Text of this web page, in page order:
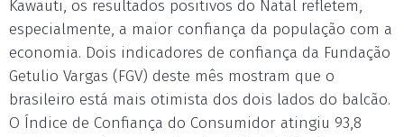
Kawauti, os resultados positivos do Natal refletem,
especialmente, a maior confiança da população com a
economia. Dois indicadores de confiança da Fundação
Getulio Vargas (FGV) deste mês mostram que o
brasileiro está mais otimista dos dois lados do balcão.
O Índice de Confiança do Consumidor atingiu 93,8